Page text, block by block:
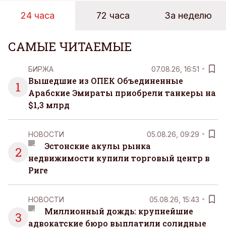
24 часа 72 часа За неделю
САМЫЕ ЧИТАЕМЫЕ
1
БИРЖА 07.08.26, 16:51
Вышедшие из ОПЕК Объединенные
Арабские Эмираты приобрели танкеры на
$1,3 млрд
2
НОВОСТИ 05.08.26, 09:29
Эстонские акулы рынка
недвижимости купили торговый центр в
Риге
3
НОВОСТИ 05.08.26, 15:43
Миллионный дождь: крупнейшие
адвокатские бюро выплатили солидные